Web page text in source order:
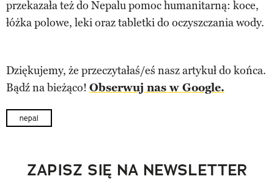
przekazała też do Nepalu pomoc humanitarną: koce,
łóżka polowe, leki oraz tabletki do oczyszczania wody.
Dziękujemy, że przeczytałaś/eś nasz artykuł do końca.
Bądź na bieżąco! Obserwuj nas w Google.
nepal
ZAPISZ SIĘ NA NEWSLETTER